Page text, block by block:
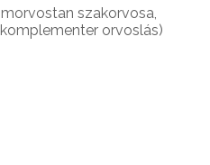
szakorvosa,
orvoslás)